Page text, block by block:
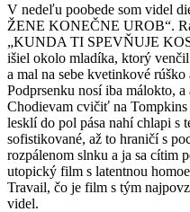
V nedeľu poobede som videl
ŽENE KONEČNE UROB“.
„KUNDA TI SPEVŇUJE
išiel okolo mladíka, ktorý
a mal na sebe kvetinkové
Podprsenku nosí iba málokto,
Chodievam cvičiť na
lesklí do pol pása nahí chlapi s
sofistikované, až to hraničí s
rozpálenom slnku a ja sa cítim
utopický film s latentnou
Travail, čo je film s tým
videl.